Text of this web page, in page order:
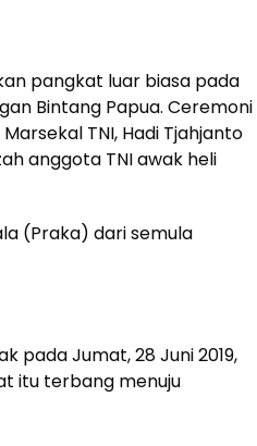
pangkat luar biasa pada
Bintang Papua. Ceremoni
TNI, Hadi Tjahjanto
anggota TNI awak heli
(Praka) dari semula
pada Jumat, 28 Juni 2019,
itu terbang menuju